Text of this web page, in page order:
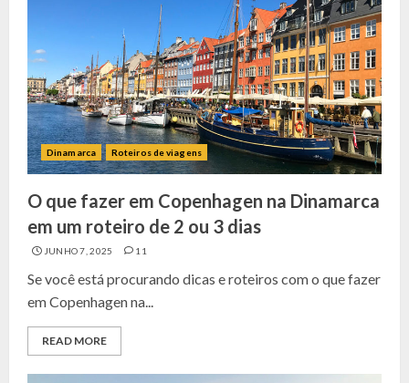
Dinamarca Roteiros de viagens
O que fazer em Copenhagen na Dinamarca
em um roteiro de 2 ou 3 dias
JUNHO 7, 2025 11
Se você está procurando dicas e roteiros com o que fazer
em Copenhagen na...
READ MORE